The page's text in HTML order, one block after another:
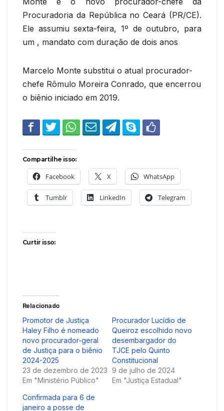
Procuradoria da República no Ceará (PR/CE).
Ele assumiu sexta-feira, 1º de outubro, para
um , mandato com duração de dois anos
Marcelo Monte substitui o atual procurador-
chefe Rômulo Moreira Conrado, que encerrou
o biênio iniciado em 2019.
Compartilhe isso:
Facebook X WhatsApp
Tumblr LinkedIn Telegram
Curtir isso:
Relacionado
Promotor de Justiça
Haley Filho é nomeado
novo procurador-geral
de Justiça para o biênio
2024-2025
23 de dezembro de 2023
Em "Ministério Público"
Procurador Lucídio de
Queiroz escolhido novo
desembargador do
TJCE pelo Quinto
Constitucional
9 de julho de 2024
Em "Justiça Estadual"
Confirmada para 6 de
janeiro a posse de